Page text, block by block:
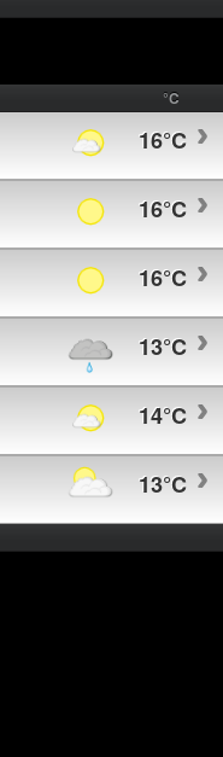
°C
16°C
16°C
16°C
13°C
14°C
13°C